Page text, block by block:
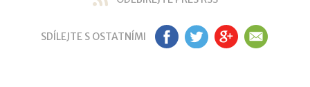
SDÍLEJTE S OSTATNÍMI FB TW GP EM